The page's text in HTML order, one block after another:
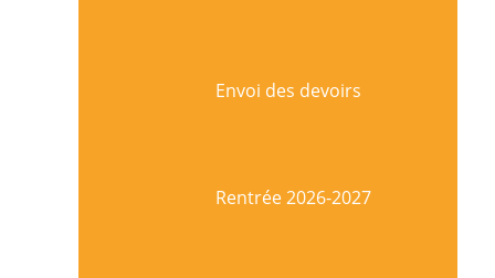
Envoi des devoirs
Rentrée 2026-2027